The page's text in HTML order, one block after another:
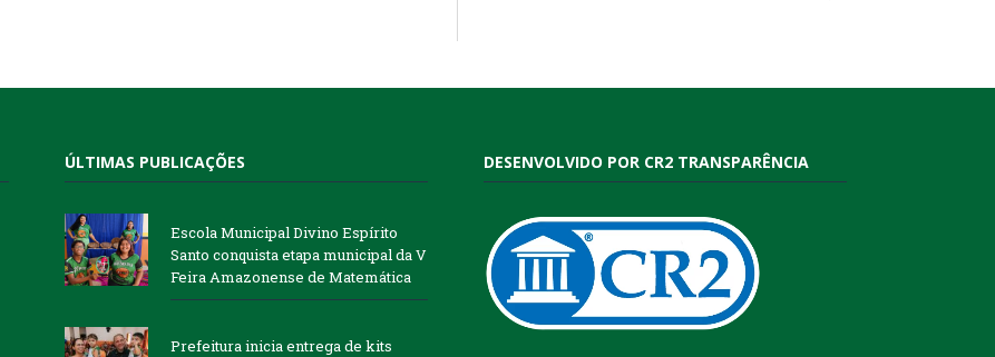
ÚLTIMAS PUBLICAÇÕES
Escola Municipal Divino Espírito
Santo conquista etapa municipal da V
Feira Amazonense de Matemática
Prefeitura inicia entrega de kits
DESENVOLVIDO POR CR2 TRANSPARÊNCIA